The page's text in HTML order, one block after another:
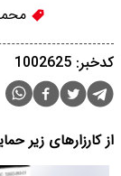
کدخبر: 1002625
از کارزارهای زیر